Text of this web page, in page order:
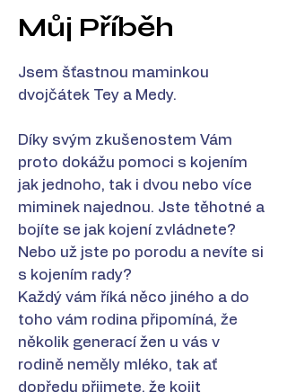
Můj Příběh
Jsem šťastnou maminkou
dvojčátek Tey a Medy.
Díky svým zkušenostem Vám
proto dokážu pomoci s kojením
jak jednoho, tak i dvou nebo více
miminek najednou. Jste těhotné a
bojíte se jak kojení zvládnete?
Nebo už jste po porodu a nevíte si
s kojením rady?
Každý vám říká něco jiného a do
toho vám rodina připomíná, že
několik generací žen u vás v
rodině neměly mléko, tak ať
dopředu přijmete, že kojit